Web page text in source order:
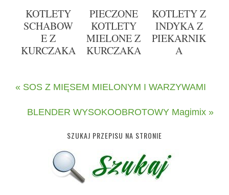
KOTLETY
SCHABOW
E Z
KURCZAKA
PIECZONE
KOTLETY
MIELONE Z
KURCZAKA
KOTLETY Z
INDYKA Z
PIEKARNIK
A
« SOS Z MIĘSEM MIELONYM I WARZYWAMI
BLENDER WYSOKOOBROTOWY Magimix »
SZUKAJ PRZEPISU NA STRONIE